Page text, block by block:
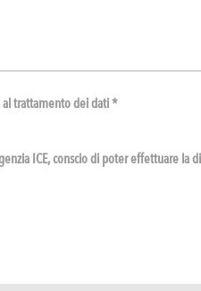
al trattamento dei dati *
ICE, conscio di poter effettuare la